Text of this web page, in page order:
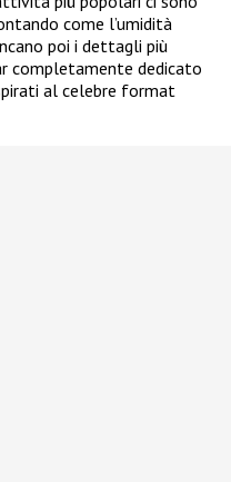
come l’umidità
poi i dettagli più
completamente dedicato
al celebre format